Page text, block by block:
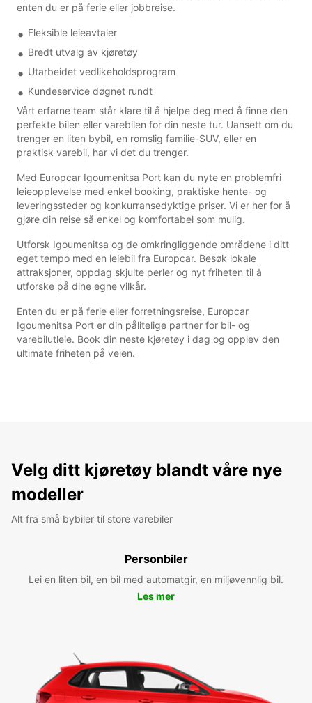
enten du er på ferie eller jobbreise.
Fleksible leieavtaler
Bredt utvalg av kjøretøy
Utarbeidet vedlikeholdsprogram
Kundeservice døgnet rundt
Vårt erfarne team står klare til å hjelpe deg med å finne den
perfekte bilen eller varebilen for din neste tur. Uansett om du
trenger en liten bybil, en romslig familie-SUV, eller en
praktisk varebil, har vi det du trenger.
Med Europcar Igoumenitsa Port kan du nyte en problemfri
leieopplevelse med enkel booking, praktiske hente- og
leveringssteder og konkurransedyktige priser. Vi er her for å
gjøre din reise så enkel og komfortabel som mulig.
Utforsk Igoumenitsa og de omkringliggende områdene i ditt
eget tempo med en leiebil fra Europcar. Besøk lokale
attraksjoner, oppdag skjulte perler og nyt friheten til å
utforske på dine egne vilkår.
Enten du er på ferie eller forretningsreise, Europcar
Igoumenitsa Port er din pålitelige partner for bil- og
varebilutleie. Book din neste kjøretøy i dag og opplev den
ultimate friheten på veien.
Velg ditt kjøretøy blandt våre nye
modeller
Alt fra små bybiler til store varebiler
Personbiler
Lei en liten bil, en bil med automatgir, en miljøvennlig bil.
Les mer